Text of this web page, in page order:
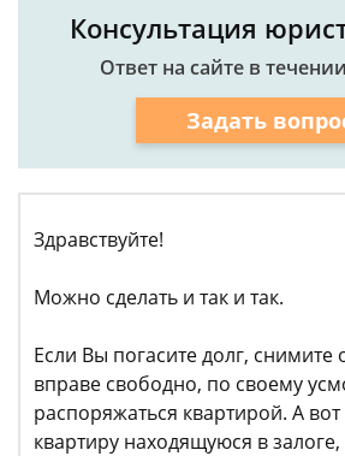
Консультация
Ответ на сайте в
Задать
Здравствуйте!
Можно сделать и так и так.
Если Вы погасите долг,
вправе свободно, по своему
распоряжаться квартирой. А
квартиру находящуюся в